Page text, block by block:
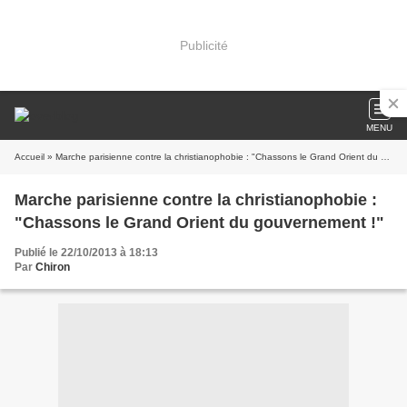
Publicité
MENU
Accueil » Marche parisienne contre la christianophobie : "Chassons le Grand Orient du gouvernement !"
Marche parisienne contre la christianophobie :
"Chassons le Grand Orient du gouvernement !"
Publié le 22/10/2013 à 18:13
Par Chiron